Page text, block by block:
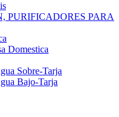
PURIFICADORES PARA
Domestica
Sobre-Tarja
Bajo-Tarja